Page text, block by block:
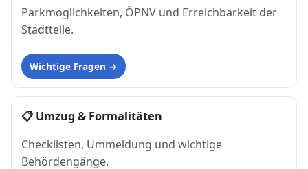
Parkmöglichkeiten, ÖPNV und Erreichbarkeit der
Stadtteile.
Wichtige Fragen
📋 Umzug & Formalitäten
Checklisten, Ummeldung und wichtige
Behördengänge.